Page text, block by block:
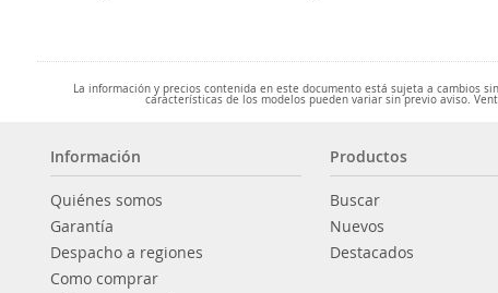
La información y precios contenida en este documento está sujeta a cambios
características de los modelos pueden variar sin previo aviso.
Información
Quiénes somos
Garantía
Despacho a regiones
Como comprar
Productos
Buscar
Nuevos
Destacados